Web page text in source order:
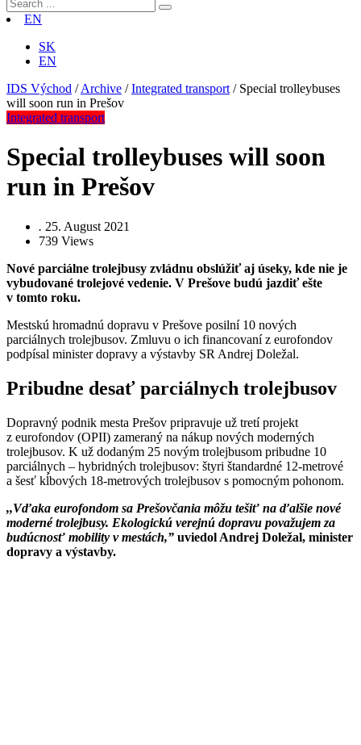
EN
SK
EN
IDS Východ /Archive /Integrated transport / Special trolleybuses
will soon run in Prešov
Integrated transport
Special trolleybuses will soon
run in Prešov
. 25. August 2021
739 Views
Nové parciálne trolejbusy zvládnu obslúžiť aj úseky, kde nie je
vybudované trolejové vedenie. V Prešove budú jazdiť ešte
v tomto roku.
Mestskú hromadnú dopravu v Prešove posilní 10 nových
parciálnych trolejbusov. Zmluvu o ich financovaní z eurofondov
podpísal minister dopravy a výstavby SR Andrej Doležal.
Pribudne desať parciálnych trolejbusov
Dopravný podnik mesta Prešov pripravuje už tretí projekt
z eurofondov (OPII) zameraný na nákup nových moderných
trolejbusov. K už dodaným 25 novým trolejbusom pribudne 10
parciálnych – hybridných trolejbusov: štyri štandardné 12-metrové
a šesť kĺbových 18-metrových trolejbusov s pomocným pohonom.
,,Vďaka eurofondom sa Prešovčania môžu tešiť na ďalšie nové
moderné trolejbusy. Ekologickú verejnú dopravu považujem za
budúcnosť mobility v mestách,” uviedol Andrej Doležal, minister
dopravy a výstavby.